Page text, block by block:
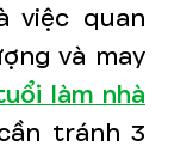
việc quan
và may
làm nhà
tránh 3